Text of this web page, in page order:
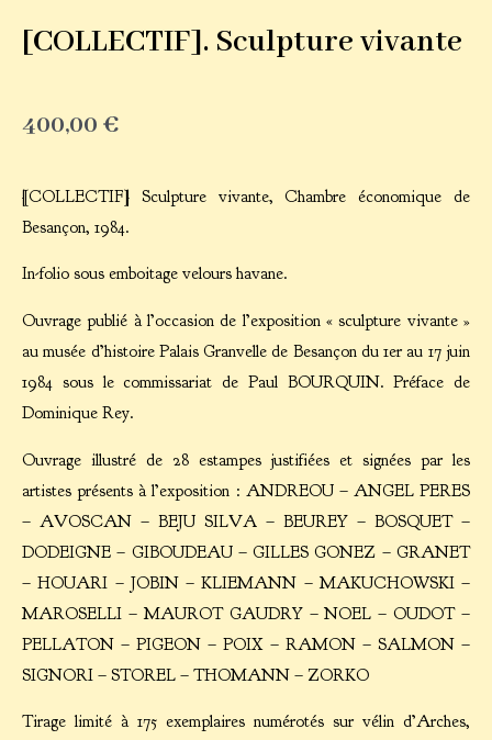
[COLLECTIF]. Sculpture vivante
400,00 €
[COLLECTIF] Sculpture vivante, Chambre économique de
Besançon, 1984.
In-folio sous emboitage velours havane.
Ouvrage publié à l’occasion de l’exposition « sculpture vivante »
au musée d’histoire Palais Granvelle de Besançon du 1er au 17 juin
1984 sous le commissariat de Paul BOURQUIN. Préface de
Dominique Rey.
Ouvrage illustré de 28 estampes justifiées et signées par les
artistes présents à l’exposition : ANDREOU – ANGEL PERES
– AVOSCAN – BEJU SILVA – BEUREY – BOSQUET –
DODEIGNE – GIBOUDEAU – GILLES GONEZ – GRANET
– HOUARI – JOBIN – KLIEMANN – MAKUCHOWSKI –
MAROSELLI – MAUROT GAUDRY – NOEL – OUDOT –
PELLATON – PIGEON – POIX – RAMON – SALMON –
SIGNORI – STOREL – THOMANN – ZORKO
Tirage limité à 175 exemplaires numérotés sur vélin d’Arches,